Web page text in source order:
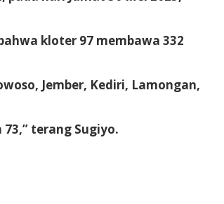
kloter 97 membawa 332
Jember, Kediri, Lamongan,
terang Sugiyo.